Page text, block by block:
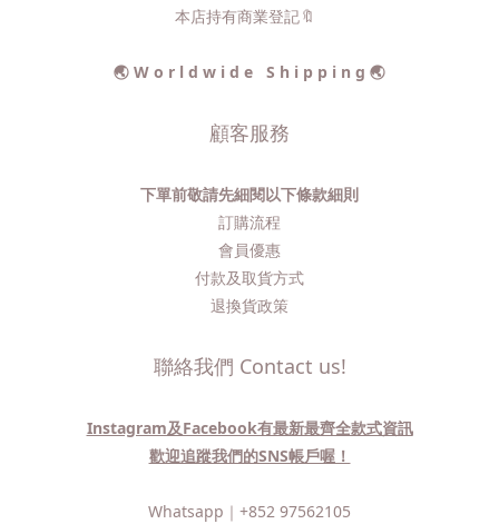
本店持有商業登記🔖
🌏 W o r l d w i d e S h i p p i n g 🌏
顧客服務
下單前敬請先細閱以下條款細則
訂購流程​
會員優惠
付款及取貨方式
退換貨政策
聯絡我們 Contact us!
Instagram及Facebook有最新最齊全款式資訊
歡迎追蹤我們的SNS帳戶喔！
Whatsapp｜ +852 97562105